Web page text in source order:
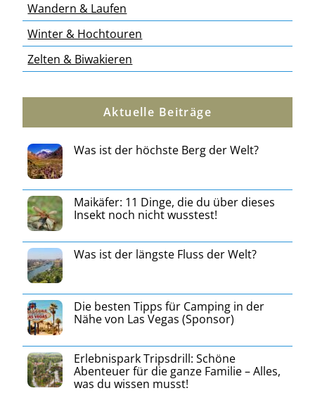
Wandern & Laufen
Winter & Hochtouren
Zelten & Biwakieren
Aktuelle Beiträge
Was ist der höchste Berg der Welt?
Maikäfer: 11 Dinge, die du über dieses
Insekt noch nicht wusstest!
Was ist der längste Fluss der Welt?
Die besten Tipps für Camping in der
Nähe von Las Vegas (Sponsor)
Erlebnispark Tripsdrill: Schöne
Abenteuer für die ganze Familie – Alles,
was du wissen musst!